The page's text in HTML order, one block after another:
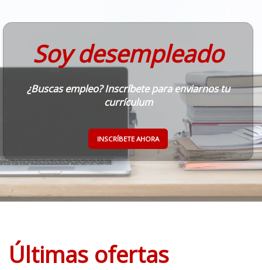
Soy desempleado
¿Buscas empleo? Inscríbete para enviarnos tu
currículum
INSCRÍBETE AHORA
Últimas ofertas